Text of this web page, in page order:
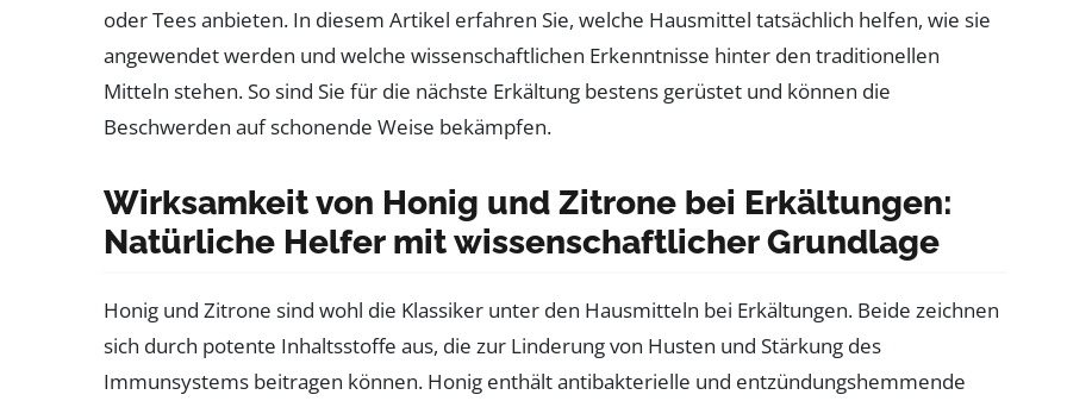
oder Tees anbieten. In diesem Artikel erfahren Sie, welche Hausmittel tatsächlich helfen, wie sie
angewendet werden und welche wissenschaftlichen Erkenntnisse hinter den traditionellen
Mitteln stehen. So sind Sie für die nächste Erkältung bestens gerüstet und können die
Beschwerden auf schonende Weise bekämpfen.
Wirksamkeit von Honig und Zitrone bei Erkältungen:
Natürliche Helfer mit wissenschaftlicher Grundlage
Honig und Zitrone sind wohl die Klassiker unter den Hausmitteln bei Erkältungen. Beide zeichnen
sich durch potente Inhaltsstoffe aus, die zur Linderung von Husten und Stärkung des
Immunsystems beitragen können. Honig enthält antibakterielle und entzündungshemmende